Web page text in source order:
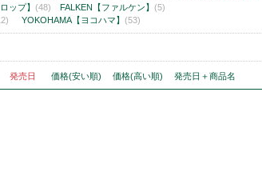
ップ】 (48) FALKEN【ファルケン】 (5)
YOKOHAMA【ヨコハマ】 (53)
発売日 価格(安い順) 価格(高い順) 発売日＋商品名